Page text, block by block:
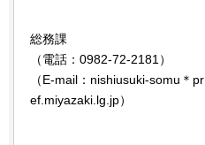
総務課
（電話：0982-72-2181）
（E-mail：nishiusuki-somu＊pr
ef.miyazaki.lg.jp）